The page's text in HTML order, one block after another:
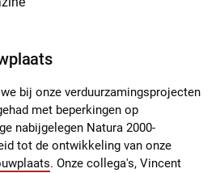
bij onze verduurzamingsprojecten
met beperkingen op
nabijgelegen Natura 2000-
tot de ontwikkeling van onze
. Onze collega's, Vincent